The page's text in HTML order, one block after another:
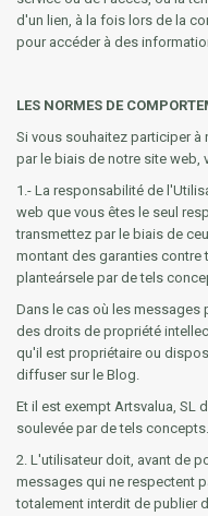
d'un lien, à la fois lors de la
pour accéder à des
LES NORMES DE
Si vous souhaitez participer
par le biais de notre site web,
1.- La responsabilité de
web que vous êtes le seul
transmettez par le biais de
montant des garanties contre
planteársele par de tels
Dans le cas où les messages
des droits de propriété
qu'il est propriétaire ou
diffuser sur le Blog.
Et il est exempt Artsvalua, SL
soulevée par de tels concepts.
2. L'utilisateur doit, avant de
messages qui ne respectent
totalement interdit de publier